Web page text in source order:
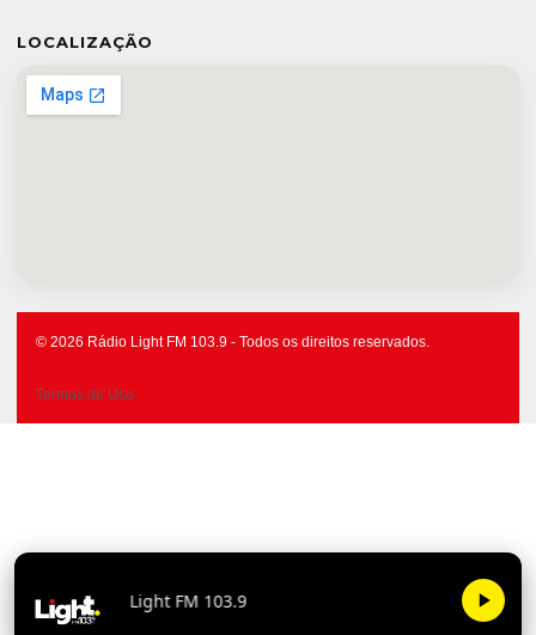
LOCALIZAÇÃO
© 2026 Rádio Light FM 103.9 - Todos os direitos reservados.
Termos de Uso
Light FM 103.9